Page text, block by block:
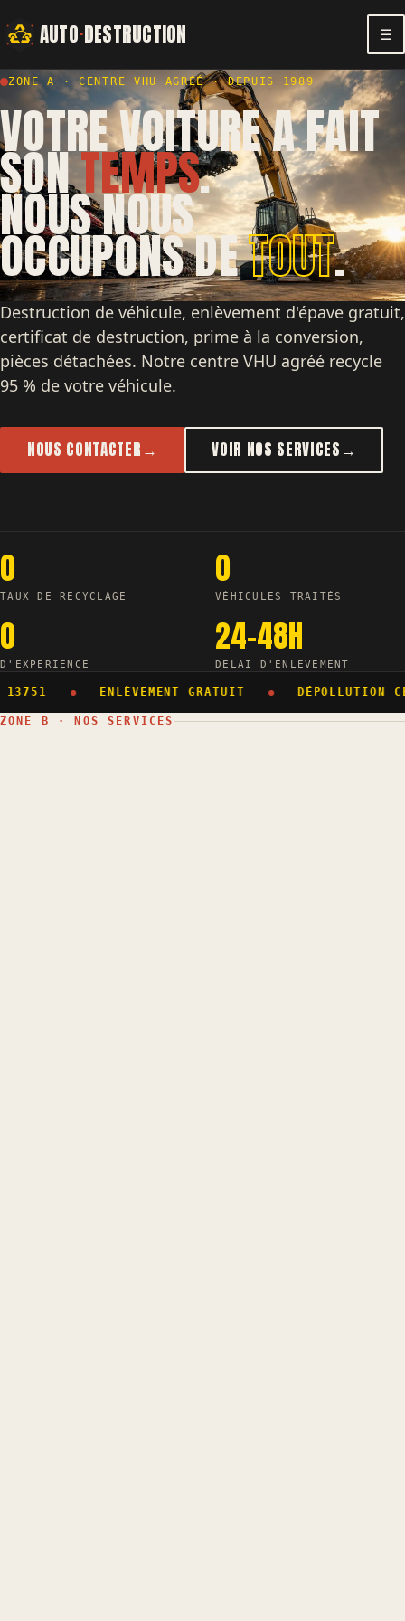
AUTO·DESTRUCTION ☰
ZONE A · CENTRE VHU AGRÉÉ · DEPUIS 1989
VOTRE VOITURE A FAIT
SONTEMPS.
NOUS NOUS
OCCUPONS DETOUT.
Destruction de véhicule, enlèvement d'épave gratuit,
certificat de destruction, prime à la conversion,
pièces détachées. Notre centre VHU agréé recycle
95 % de votre véhicule.
NOUS CONTACTER→ VOIR NOS SERVICES→
0
TAUX DE RECYCLAGE
0
VÉHICULES TRAITÉS
0
D'EXPÉRIENCE
24-48H
DÉLAI D'ENLÈVEMENT
13751 ENLÈVEMENT GRATUIT DÉPOLLUTION
ZONE B · NOS SERVICES